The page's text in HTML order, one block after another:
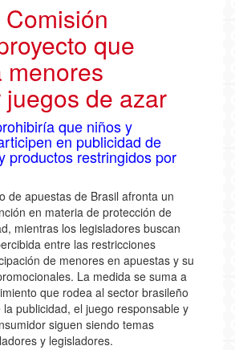
que
juegos de azar
que niños y
en publicidad de
productos restringidos por
de apuestas de Brasil afronta un
en materia de protección de
mientras los legisladores buscan
entre las restricciones
de menores en apuestas y su
La medida se suma a
que rodea al sector brasileño
publicidad, el juego responsable y
siguen siendo temas
y legisladores.